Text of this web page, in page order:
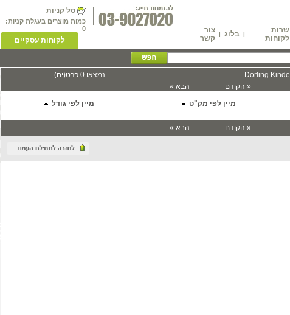
שרות
לקוחות
| בלוג | צור
קשר
סל קניות
כמות מוצרים בעגלת קניות:
0
לקוחות עסקיים
נמצאו 0 פרט(ים)
« הקודם
הבא »
מיין לפי מק"ט מיין לפי גודל
« הקודם הבא »